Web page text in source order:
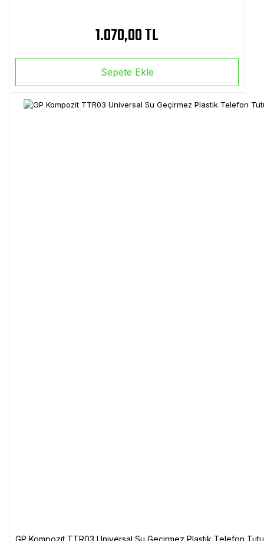
1.070,00 TL
Sepete Ekle
GP Kompozit TTR03 Universal Su Geçirmez Plastik Telefon